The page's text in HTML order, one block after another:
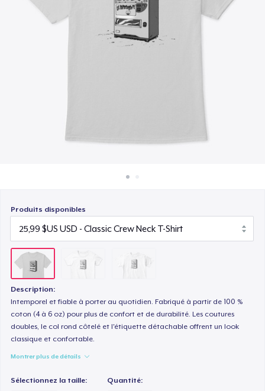
Vendez partout
Produits disponibles
Description:
Intemporel et fiable à porter au quotidien. Fabriqué à partir de 100 %
coton (4 à 6 oz) pour plus de confort et de durabilité. Les coutures
doubles, le col rond côtelé et l'étiquette détachable offrent un look
classique et confortable.
Montrer plus de détails
Sélectionnez la taille: Quantité: